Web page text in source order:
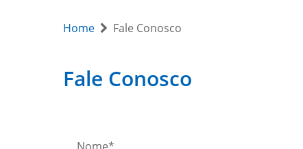
Home Fale Conosco
Fale Conosco